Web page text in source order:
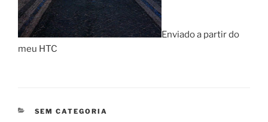
Enviado a partir do
meu HTC
CATEGORIAS
SEM CATEGORIA